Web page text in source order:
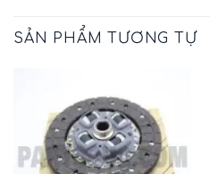
SẢN PHẨM TƯƠNG TỰ